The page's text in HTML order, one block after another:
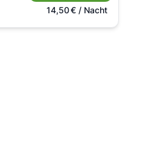
14,50€/ Nacht